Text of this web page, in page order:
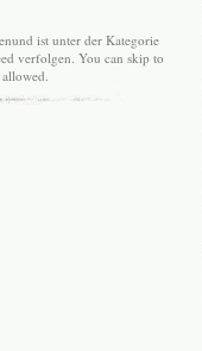
ist unter der Kategorie
verfolgen. You can skip to